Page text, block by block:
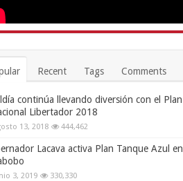
Recent Tags Comments
continúa llevando diversión con el Plan
Libertador 2018
13, 2018 444,462
Lacava activa Plan Tanque Azul en
3, 2019 330,330